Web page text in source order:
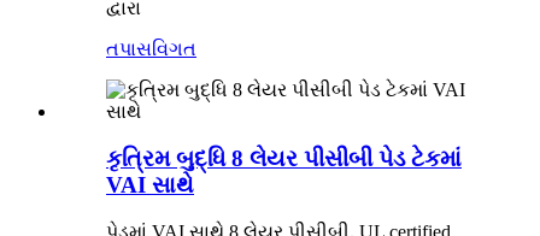
દ્વારા
તપાસવિગત
કૃત્રિમ બુદ્ધિ 8 લેયર પીસીબી પેડ ટેકમાં
VAI સાથે
પેડમાં VAI સાથે 8 લેયર પીસીબી. UL certified